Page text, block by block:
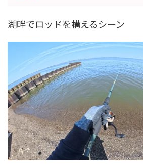
湖畔でロッドを構えるシーン